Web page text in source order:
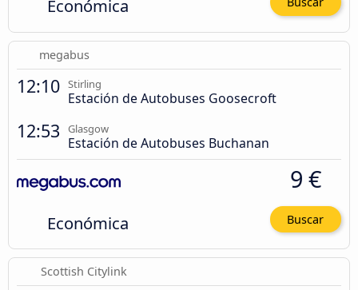
Económica
megabus
12:10 Stirling
Estación de Autobuses Goosecroft
12:53 Glasgow
Estación de Autobuses Buchanan
Económica
9 €
Buscar
Scottish Citylink